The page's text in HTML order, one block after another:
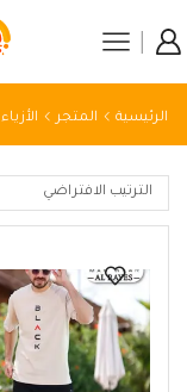
الرئيسية المتجر الأزياء